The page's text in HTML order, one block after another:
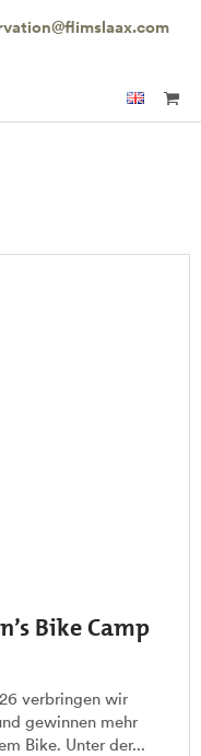
Bike Camp
verbringen wir
gewinnen mehr
Bike. Unter der...